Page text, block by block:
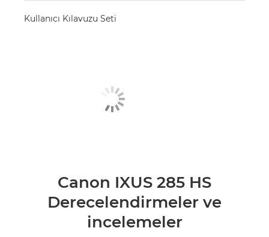
Kullanıcı Kılavuzu Seti
Canon IXUS 285 HS
Derecelendirmeler ve
incelemeler